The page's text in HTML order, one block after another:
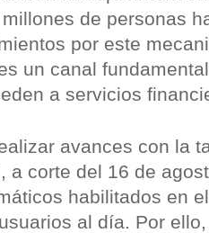
de personas
por este
un canal
a servicios
avances con la
a corte del 16 de
habilitados en
al día. Por